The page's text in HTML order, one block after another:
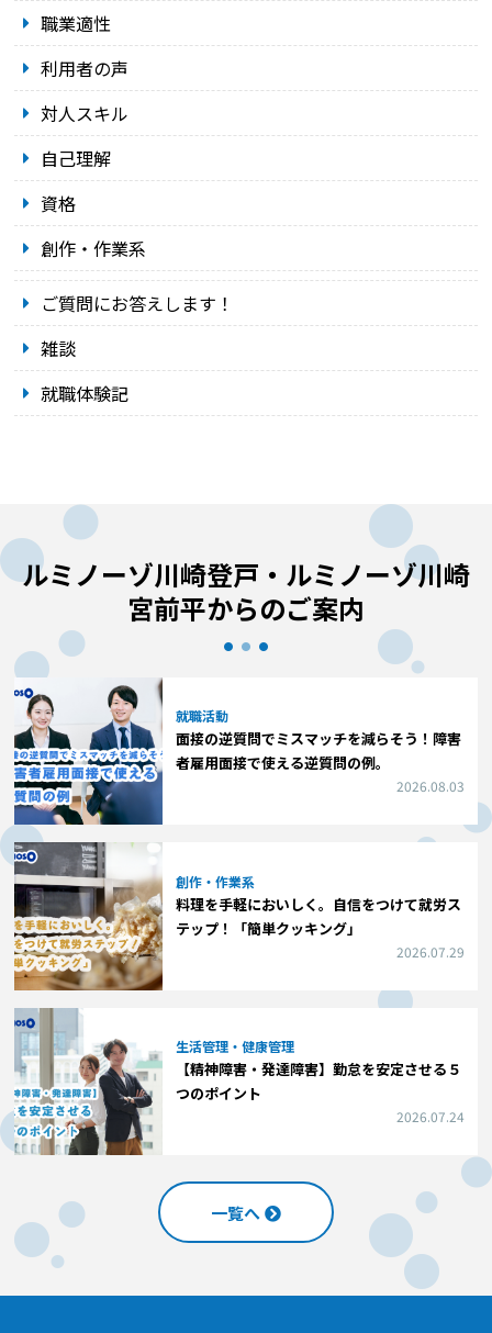
職業適性
利用者の声
対人スキル
自己理解
資格
創作・作業系
ご質問にお答えします！
雑談
就職体験記
ルミノーゾ川崎登戸・ルミノーゾ川崎
宮前平からのご案内
就職活動
面接の逆質問でミスマッチを減らそう！障害
者雇用面接で使える逆質問の例。
2026.08.03
創作・作業系
料理を手軽においしく。自信をつけて就労ス
テップ！「簡単クッキング」
2026.07.29
生活管理・健康管理
【精神障害・発達障害】勤怠を安定させる５
つのポイント
2026.07.24
一覧へ